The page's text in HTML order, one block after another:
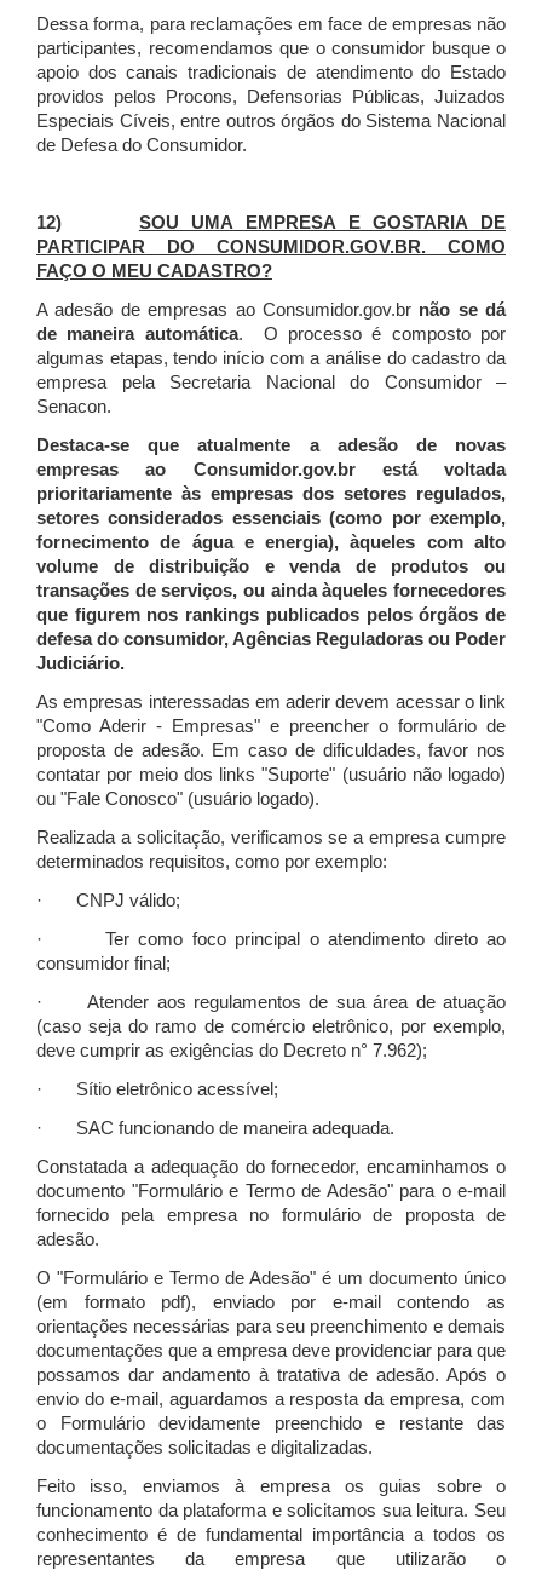
Dessa forma, para reclamações em face de empresas não
participantes, recomendamos que o consumidor busque o
apoio dos canais tradicionais de atendimento do Estado
providos pelos Procons, Defensorias Públicas, Juizados
Especiais Cíveis, entre outros órgãos do Sistema Nacional
de Defesa do Consumidor.
12) SOU UMA EMPRESA E GOSTARIA DE
PARTICIPAR DO CONSUMIDOR.GOV.BR. COMO
FAÇO O MEU CADASTRO?
A adesão de empresas ao Consumidor.gov.br não se dá
de maneira automática. O processo é composto por
algumas etapas, tendo início com a análise do cadastro da
empresa pela Secretaria Nacional do Consumidor –
Senacon.
Destaca-se que atualmente a adesão de novas
empresas ao Consumidor.gov.br está voltada
prioritariamente às empresas dos setores regulados,
setores considerados essenciais (como por exemplo,
fornecimento de água e energia), àqueles com alto
volume de distribuição e venda de produtos ou
transações de serviços, ou ainda àqueles fornecedores
que figurem nos rankings publicados pelos órgãos de
defesa do consumidor, Agências Reguladoras ou Poder
Judiciário.
As empresas interessadas em aderir devem acessar o link
"Como Aderir - Empresas" e preencher o formulário de
proposta de adesão. Em caso de dificuldades, favor nos
contatar por meio dos links "Suporte" (usuário não logado)
ou "Fale Conosco" (usuário logado).
Realizada a solicitação, verificamos se a empresa cumpre
determinados requisitos, como por exemplo:
· CNPJ válido;
· Ter como foco principal o atendimento direto ao
consumidor final;
· Atender aos regulamentos de sua área de atuação
(caso seja do ramo de comércio eletrônico, por exemplo,
deve cumprir as exigências do Decreto n° 7.962);
· Sítio eletrônico acessível;
· SAC funcionando de maneira adequada.
Constatada a adequação do fornecedor, encaminhamos o
documento "Formulário e Termo de Adesão" para o e-mail
fornecido pela empresa no formulário de proposta de
adesão.
O "Formulário e Termo de Adesão" é um documento único
(em formato pdf), enviado por e-mail contendo as
orientações necessárias para seu preenchimento e demais
documentações que a empresa deve providenciar para que
possamos dar andamento à tratativa de adesão. Após o
envio do e-mail, aguardamos a resposta da empresa, com
o Formulário devidamente preenchido e restante das
documentações solicitadas e digitalizadas.
Feito isso, enviamos à empresa os guias sobre o
funcionamento da plataforma e solicitamos sua leitura. Seu
conhecimento é de fundamental importância a todos os
representantes da empresa que utilizarão o